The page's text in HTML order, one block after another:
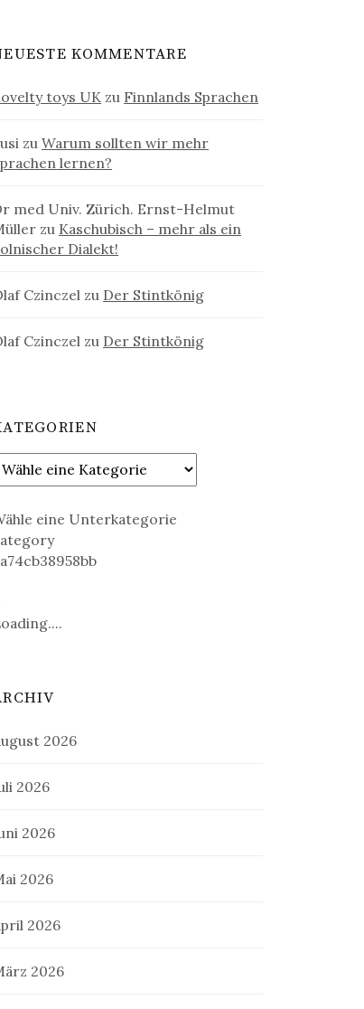
KOMMENTARE
toys UK zu Finnlands Sprachen
zuWarum sollten wir mehr
lernen?
med Univ. Zürich. Ernst-Helmut
zu Kaschubisch – mehr als ein
Dialekt!
Czinczel zu Der Stintkönig
Czinczel zu Der Stintkönig
eine Unterkategorie
2026
2026
2026
2026
2026
2026